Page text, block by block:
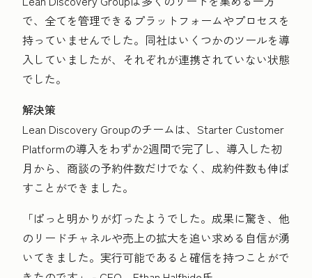
で、全てを管理できるプラットフォームやプロセスを
持っていませんでした。同社はいくつかのツールを導
入していましたが、それぞれが連携されていない状態
でした。
解決策
Lean Discovery Groupのチームは、Starter Customer
Platformの導入をわずか2週間で完了し、導入した初
月から、商談の予約件数だけでなく、成約件数も伸ば
すことができました。
「ぱっと明かりが灯ったようでした。成果に驚き、他
のリードチャネルや売上の拡大を追い求める自信が湧
いてきました。実行可能であると確信を持つことがで